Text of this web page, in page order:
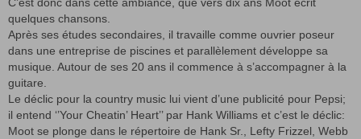
quelques chansons.
Après ses études secondaires, il travaille comme ouvrier poseur
dans une entreprise de piscines et parallèlement développe sa
musique. Autour de ses 20 ans il commence à s’accompagner à la
guitare.
Le déclic pour la country music lui vient d’une publicité pour Pepsi;
il entend ‘’Your Cheatin’ Heart’’ par Hank Williams et c’est le déclic:
Moot se plonge dans le répertoire de Hank Sr., Lefty Frizzel, Webb